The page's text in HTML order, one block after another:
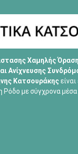
Χαμηλής
Ανίχνευσης
Κατσουράκης
Ρόδο με σύγχρονα